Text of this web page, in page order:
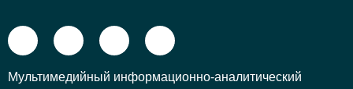
Mультимедийный информационно-аналитический